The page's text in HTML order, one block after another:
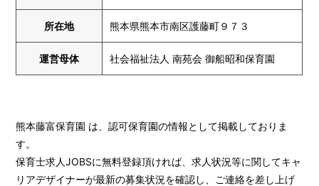
所在地 熊本県熊本市南区護藤町９７３
運営母体 社会福祉法人 南苑会 御船昭和保育園
熊本藤富保育園 は、認可保育園の情報として掲載しておりま
す。
保育士求人JOBSに無料登録頂ければ、求人状況等に関してキャ
リアデザイナーが最新の募集状況を確認し、ご連絡を差し上げ